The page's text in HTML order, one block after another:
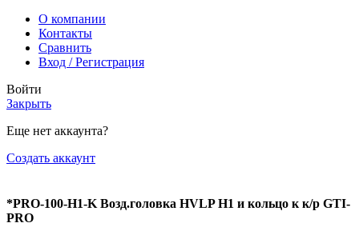
О компании
Контакты
Сравнить
Вход / Регистрация
Войти
Закрыть
Еще нет аккаунта?
Создать аккаунт
*PRO-100-H1-K Возд.головка HVLP H1 и кольцо к к/р GTI-
PRO